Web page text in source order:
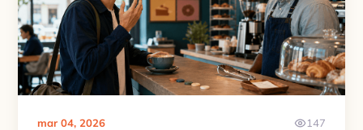
mar 04, 2026 147